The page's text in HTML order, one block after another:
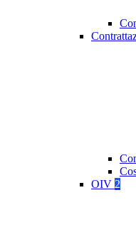
OIV 2